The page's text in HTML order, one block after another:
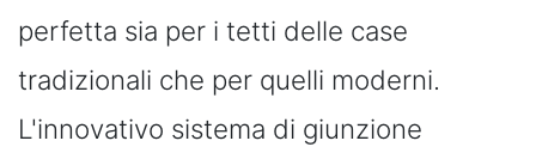
perfetta sia per i tetti delle case
tradizionali che per quelli moderni.
L'innovativo sistema di giunzione